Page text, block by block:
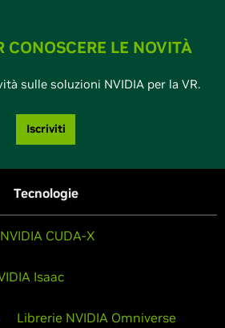
CONOSCERE LE NOVITÀ
sulle soluzioni NVIDIA per la VR.
Iscriviti
Tecnologie
NVIDIA CUDA-X
Isaac
Librerie NVIDIA Omniverse